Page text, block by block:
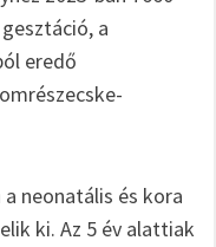
a
eredő
neonatális és kora
ki. Az 5 év alattiak